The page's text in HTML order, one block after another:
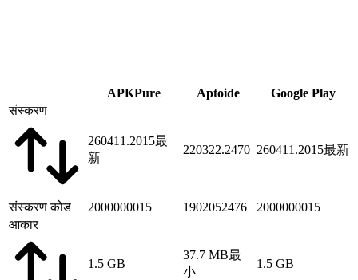
APKPure Aptoide
Google Play
संस्करण
260411.2015最
新
220322.2470 260411.2015最新
संस्करण कोड 2000000015 1902052476
2000000015
आकार
1.5 GB
37.7 MB最
小
1.5 GB